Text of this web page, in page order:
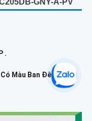
GNY-A-PV
.
Màu Ban Ðêm.